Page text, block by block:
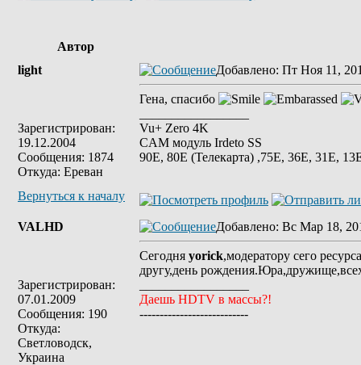
Автор
light
Зарегистрирован:
19.12.2004
Сообщения: 1874
Откуда: Ереван
Добавлено: Пт Ноя 11,
Гена, спасибо
Vu+ Zero 4K
CAM модуль Irdeto SS
90E, 80E (Телекарта) ,75Е, 36Е, 31E,
Вернуться к началу
VALHD
Зарегистрирован:
07.01.2009
Сообщения: 190
Откуда:
Светловодск,
Украина
Добавлено: Вс Мар 18,
Сегодня yorick,модератору сего
другу,день
Даешь HDTV в массы?!
---------------------------